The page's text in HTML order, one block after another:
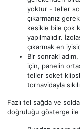
yoktur - teller
çıkarmanız
kesikle bile çok
yapılmalıdır.
çıkarmak en
Bir sonraki
için, panelin
teller soket
tornavidayla
Fazlı tel sağda ve
doğruluğu gösterge